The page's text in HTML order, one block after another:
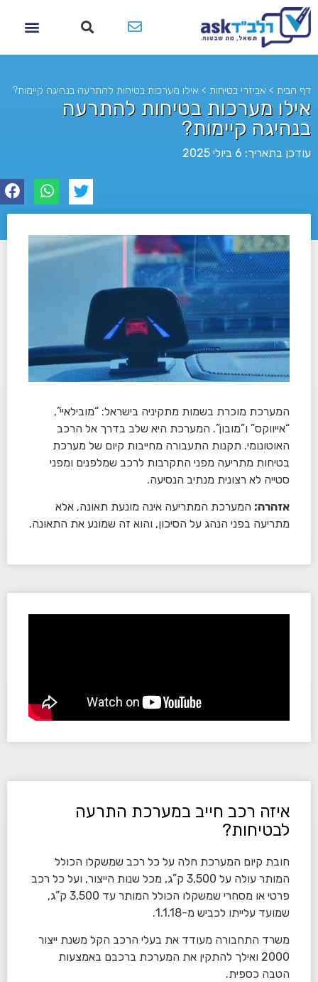
דף הבית > אביזרי בטיחות > אילו מערכות בטיחות להתרעה בנהיגה קיימות?
אילו מערכות בטיחות להתרעה
בנהיגה קיימות?
עודכן בתאריך: 6 ביולי 2025
לא
המערכת מוכרת בשמות מתקיניה בישראל: “מובילאיי”,
“אייווקס” ו”מובון”. המערכת היא שלב בדרך אל הרכב
האוטונומי. תקנות התעבורה מחייבות קיום של מערכת
בטיחות מתריעה מפני התקרבות לרכב שמלפנים ומפני
סטייה לא רצונית מנתיב הנסיעה.
אזהרה: המערכת המתריעה אינה מונעת תאונה, אלא
מתריעה בפני הנהג על הסיכון, והוא זה שמונע את התאונה.
איזה רכב חייב במערכת התרעה
לבטיחות?
חובת קיום המערכת חלה על כל רכב שמשקלו הכולל
המותר עולה על 3,500 ק”ג, מכל שנות הייצור, ועל כל רכב
פרטי או מסחרי שמשקלו הכולל המותר עד 3,500 ק”ג,
שמועד עלייתו לכביש מ-1.1.18.
משרד התחבורה מעודד את בעלי הרכב הקל משנת ייצור
2000 ואילך להתקין את המערכת ברכבם באמצעות
הטבה כספית.